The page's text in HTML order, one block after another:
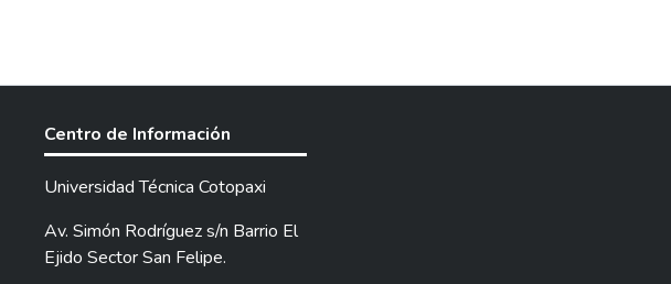
Centro de Información
Universidad Técnica Cotopaxi
Av. Simón Rodríguez s/n Barrio El
Ejido Sector San Felipe.